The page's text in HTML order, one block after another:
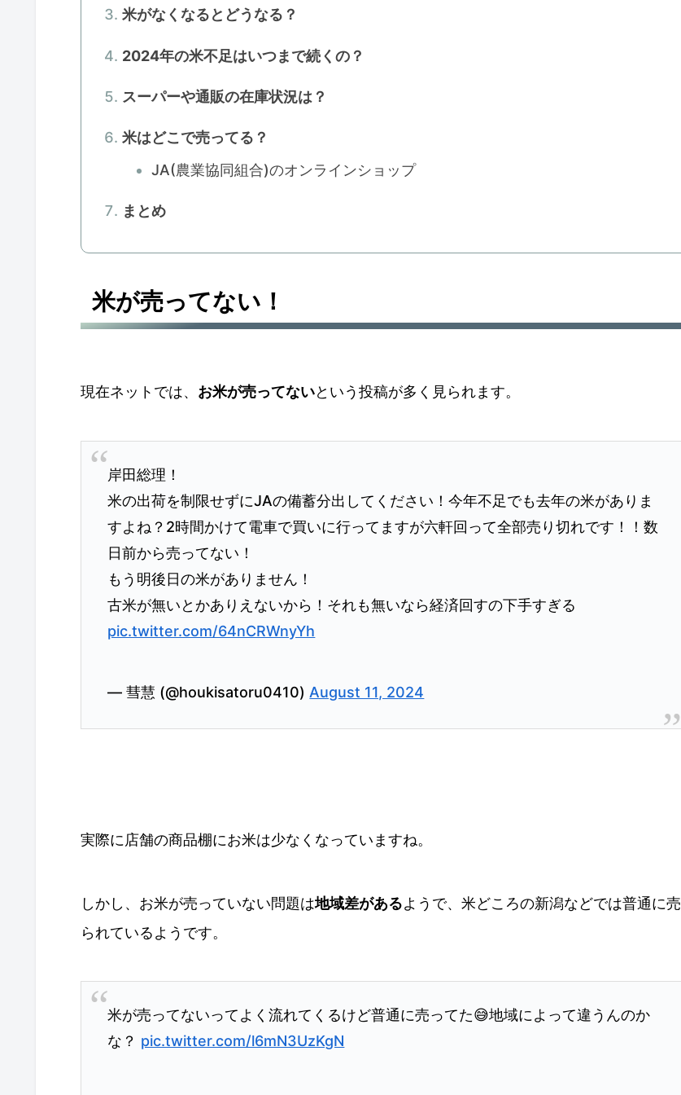
米がなくなるとどうなる？
2024年の米不足はいつまで続くの？
スーパーや通販の在庫状況は？
米はどこで売ってる？
JA(農業協同組合)のオンラインショップ
まとめ
米が売ってない！
現在ネットでは、 お米が売ってないという投稿が多く見られます。
岸田総理！
米の出荷を制限せずにJAの備蓄分出してください！今年不足でも去年の米がありま
すよね？2時間かけて電車で買いに行ってますが六軒回って全部売り切れです！！数
日前から売ってない！
もう明後日の米がありません！
古米が無いとかありえないから！それも無いなら経済回すの下手すぎる
pic.twitter.com/64nCRWnyYh
— 彗慧 (@houkisatoru0410)August 11, 2024
実際に店舗の商品棚にお米は少なくなっていますね。
しかし、お米が売っていない問題は地域差があるようで、米どころの新潟などでは普通に売
られているようです。
米が売ってないってよく流れてくるけど普通に売ってた😅地域によって違うんのか
な？ pic.twitter.com/l6mN3UzKgN